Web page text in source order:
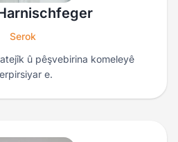
Serok
û pêşvebirina komeleyê
e.